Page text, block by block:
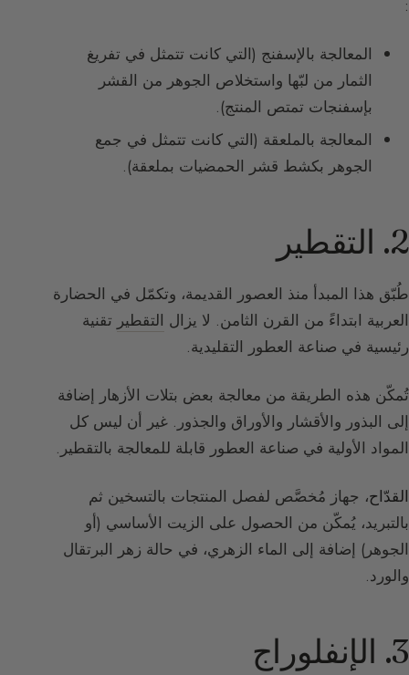
:
المعالجة بالإسفنج (التي كانت تتمثل في تفريغ
الثمار من لبّها واستخلاص الجوهر من القشر
بإسفنجات تمتص المنتج).
المعالجة بالملعقة (التي كانت تتمثل في جمع
الجوهر بكشط قشر الحمضيات بملعقة).
2. التقطير
طُبّق هذا المبدأ منذ العصور القديمة، وتكمّل في الحضارة
العربية ابتداءً من القرن الثامن. لا يزال التقطير تقنية
رئيسية في صناعة العطور التقليدية.
تُمكّن هذه الطريقة من معالجة بعض بتلات الأزهار إضافة
إلى البذور والأقشار والأوراق والجذور. غير أن ليس كل
المواد الأولية في صناعة العطور قابلة للمعالجة بالتقطير.
القدّاح، جهاز مُخصَّص لفصل المنتجات بالتسخين ثم
بالتبريد، يُمكّن من الحصول على الزيت الأساسي (أو
الجوهر) إضافة إلى الماء الزهري، في حالة زهر البرتقال
والورد.
3. الإنفلوراج